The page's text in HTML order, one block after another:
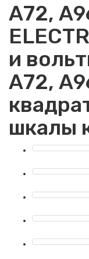
А72,
и
А72,
шкалы